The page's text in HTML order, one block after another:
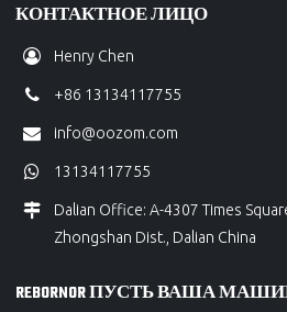
КОНТАКТНОЕ ЛИЦО
Henry Chen
+86 13134117755
info@oozom.com
13134117755
Dalian Office: A-4307 Times
Zhongshan Dist., Dalian China
REBORNOR ПУСТЬ ВАША